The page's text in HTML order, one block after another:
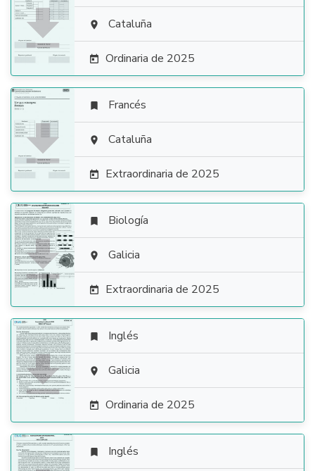
  Cataluña
 Ordinaria de 2025

 Francés
 Cataluña
 Extraordinaria de 2025

 Biología
 Galicia
 Extraordinaria de 2025

 Inglés
 Galicia
 Ordinaria de 2025
 Inglés